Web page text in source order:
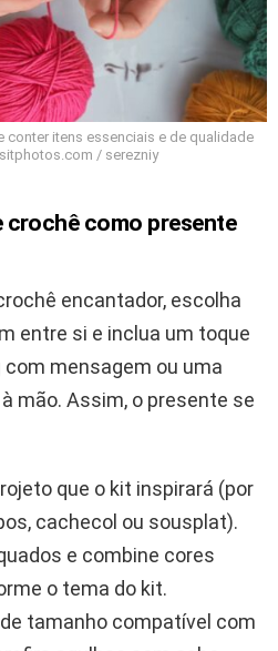
conter itens essenciais e de qualidade
/ serezniy
crochê como presente
encantador, escolha
entre si e inclua um toque
mensagem ou uma
mão. Assim, o presente se
que o kit inspirará (por
cachecol ou sousplat).
e combine cores
o tema do kit.
tamanho compatível com